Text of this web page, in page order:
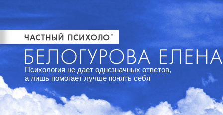
Психология не дает однозначных ответов,
а лишь помогает лучше понять себя